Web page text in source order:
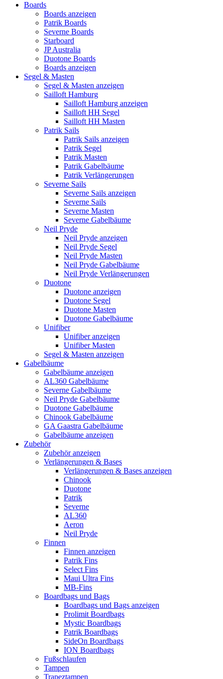
Boards
Boards anzeigen
Patrik Boards
Severne Boards
Starboard
JP Australia
Duotone Boards
Boards anzeigen
Segel & Masten
Segel & Masten anzeigen
Sailloft Hamburg
Sailloft Hamburg anzeigen
Sailloft HH Segel
Sailloft HH Masten
Patrik Sails
Patrik Sails anzeigen
Patrik Segel
Patrik Masten
Patrik Gabelbäume
Patrik Verlängerungen
Severne Sails
Severne Sails anzeigen
Severne Sails
Severne Masten
Severne Gabelbäume
Neil Pryde
Neil Pryde anzeigen
Neil Pryde Segel
Neil Pryde Masten
Neil Pryde Gabelbäume
Neil Pryde Verlängerungen
Duotone
Duotone anzeigen
Duotone Segel
Duotone Masten
Duotone Gabelbäume
Unifiber
Unifiber anzeigen
Unifiber Masten
Segel & Masten anzeigen
Gabelbäume
Gabelbäume anzeigen
AL360 Gabelbäume
Severne Gabelbäume
Neil Pryde Gabelbäume
Duotone Gabelbäume
Chinook Gabelbäume
GA Gaastra Gabelbäume
Gabelbäume anzeigen
Zubehör
Zubehör anzeigen
Verlängerungen & Bases
Verlängerungen & Bases anzeigen
Chinook
Duotone
Patrik
Severne
AL360
Aeron
Neil Pryde
Finnen
Finnen anzeigen
Patrik Fins
Select Fins
Maui Ultra Fins
MB-Fins
Boardbags und Bags
Boardbags und Bags anzeigen
Prolimit Boardbags
Mystic Boardbags
Patrik Boardbags
SideOn Boardbags
ION Boardbags
Fußschlaufen
Tampen
Trapeztampen